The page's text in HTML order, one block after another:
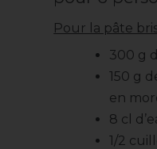
Pour la pâte
300 g
150 g
en
8 cl
1/2